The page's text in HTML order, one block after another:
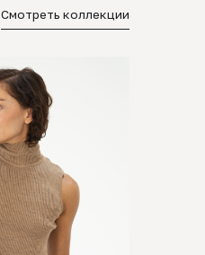
Смотреть коллекции